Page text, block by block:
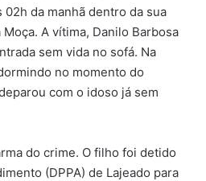
da manhã dentro da sua
A vítima, Danilo Barbosa
sem vida no sofá. Na
no momento do
com o idoso já sem
do crime. O filho foi detido
(DPPA) de Lajeado para